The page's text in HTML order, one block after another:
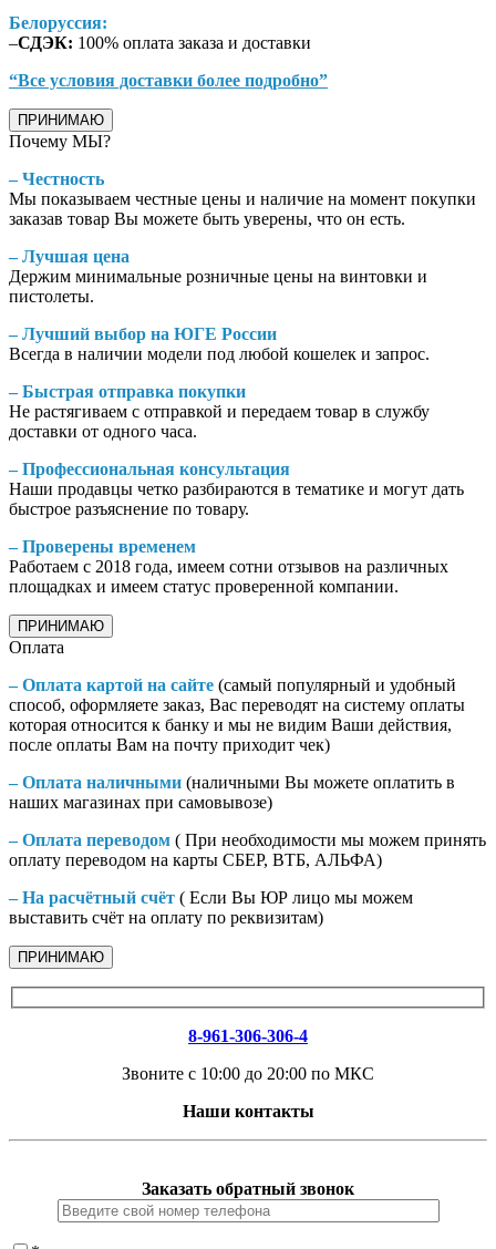
Белоруссия:
–СДЭК: 100% оплата заказа и доставки
“Все условия доставки более подробно”
ПРИНИМАЮ
Почему МЫ?
– Честность
Мы показываем честные цены и наличие на момент покупки
заказав товар Вы можете быть уверены, что он есть.
– Лучшая цена
Держим минимальные розничные цены на винтовки и
пистолеты.
– Лучший выбор на ЮГЕ России
Всегда в наличии модели под любой кошелек и запрос.
– Быстрая отправка покупки
Не растягиваем с отправкой и передаем товар в службу
доставки от одного часа.
– Профессиональная консультация
Наши продавцы четко разбираются в тематике и могут дать
быстрое разъяснение по товару.
– Проверены временем
Работаем с 2018 года, имеем сотни отзывов на различных
площадках и имеем статус проверенной компании.
ПРИНИМАЮ
Оплата
– Оплата картой на сайте (самый популярный и удобный
способ, оформляете заказ, Вас переводят на систему оплаты
которая относится к банку и мы не видим Ваши действия,
после оплаты Вам на почту приходит чек)
– Оплата наличными (наличными Вы можете оплатить в
наших магазинах при самовывозе)
– Оплата переводом ( При необходимости мы можем принять
оплату переводом на карты СБЕР, ВТБ, АЛЬФА)
– На расчётный счёт ( Если Вы ЮР лицо мы можем
выставить счёт на оплату по реквизитам)
ПРИНИМАЮ
8-961-306-306-4
Звоните с 10:00 до 20:00 по МКС
Наши контакты
Заказать обратный звонок